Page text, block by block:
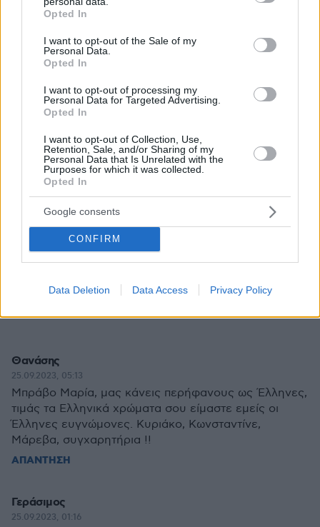
grant or deny consent to Google and its third-party tags to
use your data for below specified purposes in below Google
consent section.
Opted In
I want to opt-out of the Sale of my
Personal Data.
Opted In
I want to opt-out of processing my
Personal Data for Targeted Advertising.
Opted In
I want to opt-out of Collection, Use,
Retention, Sale, and/or Sharing of my
Personal Data that Is Unrelated with the
Purposes for which it was collected.
Opted In
Google consents
CONFIRM
Data Deletion Data Access Privacy Policy
ΑΠΑΝΤΗΣΗ
Βαγγελης
25.09.2023, 13:27
ΑΠΑΝΤΗΣΗ
Σαλαχ
25.09.2023, 13:18
Έλα μωρέ 10 εκατ βγάζει η ΔΕΗ από εμάς σε 5 ώρες
ΑΠΑΝΤΗΣΗ
Ξερόλας
25.09.2023, 13:17
Μελλοντική κυρία πρωθυπουργού
ΑΠΑΝΤΗΣΗ
Θανάσης
25.09.2023, 05:13
Μπράβο Μαρία, μας κάνεις περήφανους ως Έλληνες,
τιμάς τα Ελληνικά χρώματα σου είμαστε εμείς οι
Έλληνες ευγνώμονες. Κυριάκο, Κωνσταντίνε,
Μάρεβα, συγχαρητήρια !!
ΑΠΑΝΤΗΣΗ
Γεράσιμος
25.09.2023, 01:16